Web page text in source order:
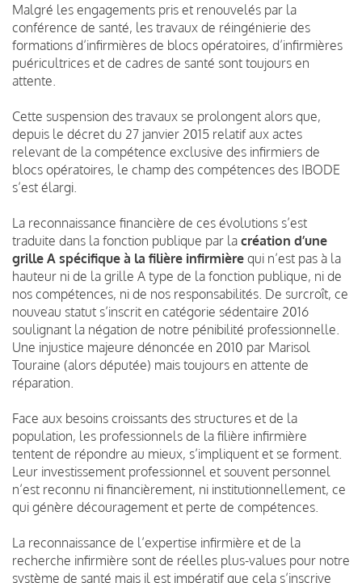
Malgré les engagements pris et renouvelés par la
conférence de santé, les travaux de réingénierie des
formations d’infirmières de blocs opératoires, d’infirmières
puéricultrices et de cadres de santé sont toujours en
attente.
Cette suspension des travaux se prolongent alors que,
depuis le décret du 27 janvier 2015 relatif aux actes
relevant de la compétence exclusive des infirmiers de
blocs opératoires, le champ des compétences des IBODE
s’est élargi.
La reconnaissance financière de ces évolutions s’est
traduite dans la fonction publique par la création d’une
grille A spécifique à la filière infirmière qui n’est pas à la
hauteur ni de la grille A type de la fonction publique, ni de
nos compétences, ni de nos responsabilités. De surcroît, ce
nouveau statut s’inscrit en catégorie sédentaire 2016
soulignant la négation de notre pénibilité professionnelle.
Une injustice majeure dénoncée en 2010 par Marisol
Touraine (alors députée) mais toujours en attente de
réparation.
Face aux besoins croissants des structures et de la
population, les professionnels de la filière infirmière
tentent de répondre au mieux, s’impliquent et se forment.
Leur investissement professionnel et souvent personnel
n’est reconnu ni financièrement, ni institutionnellement, ce
qui génère découragement et perte de compétences.
La reconnaissance de l’expertise infirmière et de la
recherche infirmière sont de réelles plus-values pour notre
système de santé mais il est impératif que cela s’inscrive